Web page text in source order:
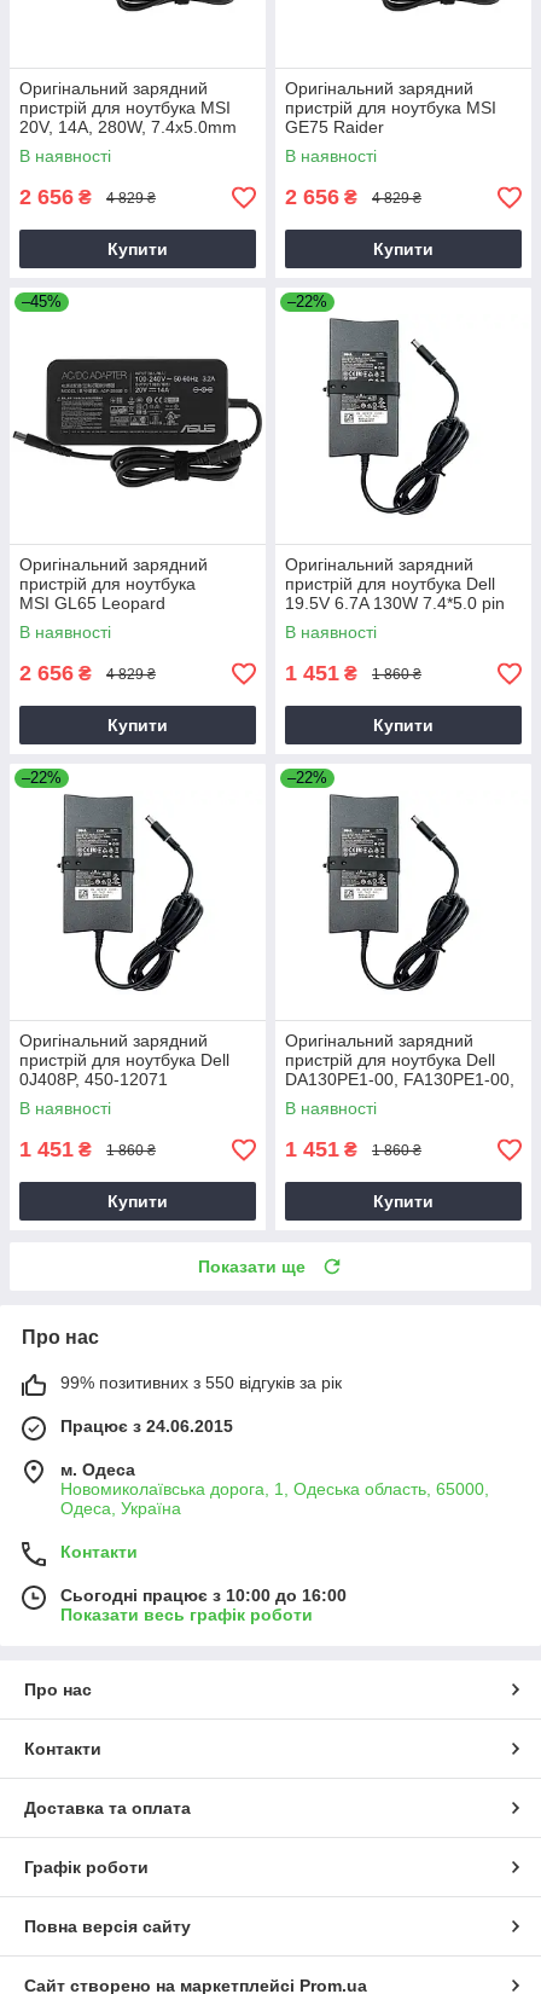
Оригінальний зарядний
пристрій для ноутбука MSI
20V, 14A, 280W, 7.4x5.0mm
В наявності
2 656 ₴ 4 829 ₴
Купити
Оригінальний зарядний
пристрій для ноутбука MSI
GE75 Raider
В наявності
2 656 ₴ 4 829 ₴
Купити
–45%
Оригінальний зарядний
пристрій для ноутбука
MSI GL65 Leopard
В наявності
2 656 ₴ 4 829 ₴
Купити
–22%
Оригінальний зарядний
пристрій для ноутбука Dell
19.5V 6.7A 130W 7.4*5.0 pin
Slim (PA-4E)
В наявності
1 451 ₴ 1 860 ₴
Купити
–22%
Оригінальний зарядний
пристрій для ноутбука Dell
0J408P, 450-12071
В наявності
1 451 ₴ 1 860 ₴
Купити
–22%
Оригінальний зарядний
пристрій для ноутбука Dell
DA130PE1-00, FA130PE1-00,
HA130PM160
В наявності
1 451 ₴ 1 860 ₴
Купити
Показати ще
Про нас
99% позитивних з 550 відгуків за рік
Працює з 24.06.2015
м. Одеса
Новомиколаївська дорога, 1, Одеська область, 65000,
Одеса, Україна
Контакти
Сьогодні працює з 10:00 до 16:00
Показати весь графік роботи
Про нас
Контакти
Доставка та оплата
Графік роботи
Повна версія сайту
Сайт створено на маркетплейсі Prom.ua